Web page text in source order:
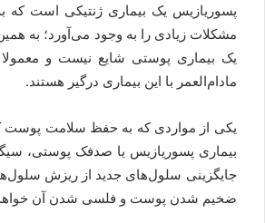
پسوریازیس یک بیماری ژنتیکی است
مشکلات زیادی را به وجود می‌آورد؛ به
یک بیماری پوستی شایع نیست و معمولا
مادام‌العمر با این بیماری درگیر هستند.
یکی از مواردی که به حفظ سلامت
بیماری پسوریازیس یا صدفک پوستی،
جایگزینی سلول‌های جدید از ریزش
ضخیم شدن پوست و فلسی شدن آن